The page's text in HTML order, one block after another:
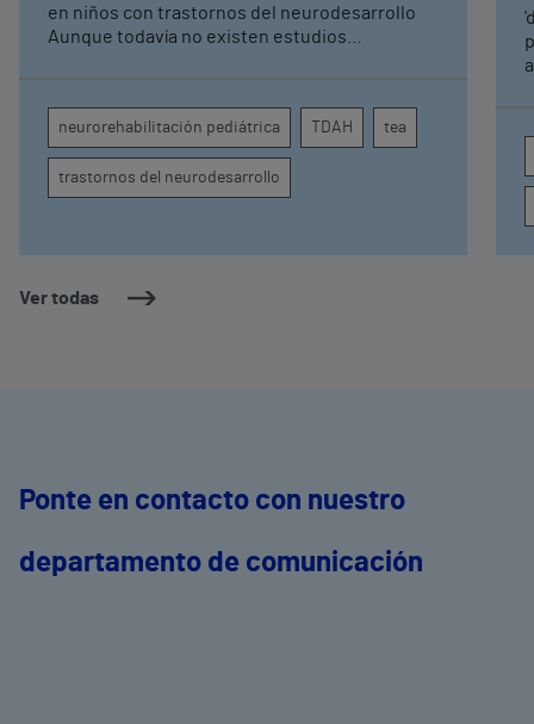
Ver todas
pediátrica de Vithas
en niños con trastornos del neurodesarrollo
Aunque todavía no existen estudios
atención, la regulación emocional y la
conducta
neurorehabilitación pediátrica TDAH tea
trastornos del neurodesarrollo
Ponte en contacto con nuestro
departamento de comunicación